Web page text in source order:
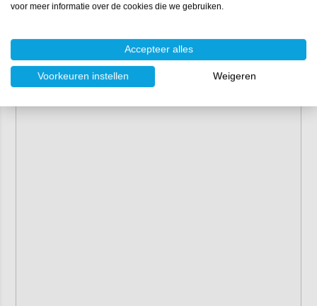
voor meer informatie over de cookies die we gebruiken.
Accepteer alles
Voorkeuren instellen Weigeren